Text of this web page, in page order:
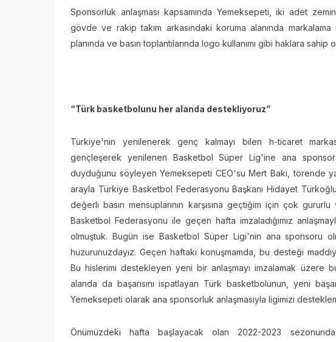
Sponsorluk anlaşması kapsamında Yemeksepeti, iki adet
gövde ve rakip takım arkasındaki koruma alanında
planında ve basın toplantılarında logo kullanımı gibi haklara sahip
“Türk basketbolunu her alanda destekliyoruz”
Türkiye'nin yenilenerek genç kalmayı bilen h-ticaret
gençleşerek yenilenen Basketbol Süper Lig'ine ana
duyduğunu söyleyen Yemeksepeti CEO'su Mert Baki, törende
arayla Türkiye Basketbol Federasyonu Başkanı Hidayet
değerli basın mensuplarının karşısına geçtiğim için çok
Basketbol Federasyonu ile geçen hafta imzaladığımız
olmuştuk. Bugün ise Basketbol Süper Ligi'nin ana sponsoru
huzurunuzdayız. Geçen haftaki konuşmamda, bu desteği
Bu hislerimi destekleyen yeni bir anlaşmayı imzalamak üzere
alanda da başarısını ispatlayan Türk basketbolunun, yeni
Yemeksepeti olarak ana sponsorluk anlaşmasıyla ligimizi
Önümüzdeki hafta başlayacak olan 2022-2023